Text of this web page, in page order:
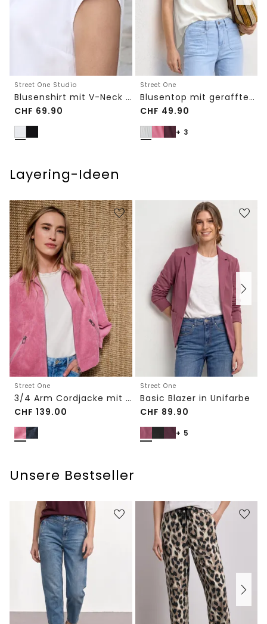
Street One Studio
Blusenshirt mit V-Neck und Spitze
CHF 69.90
Street One
Blusentop mit gerafftem Rundhals
CHF 49.90
+ 3
Layering-Ideen
Street One
3/4 Arm Cordjacke mit Hemdkragen
CHF 139.00
Street One
Basic Blazer in Unifarbe
CHF 89.90
+ 5
Unsere Bestseller